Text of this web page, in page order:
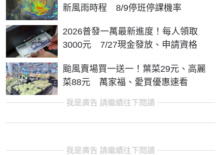
新風雨時程 8/9停班停課機率
2026普發一萬最新進度！每人領取
3000元 7/27現金發放、申請資格
颱風賣場買一送一！葉菜29元、高麗
菜88元 萬家福、愛買優惠速看
我是廣告 請繼續往下閱讀
我是廣告 請繼續往下閱讀